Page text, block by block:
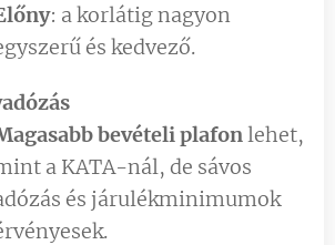
: a korlátig nagyon
és kedvező.
bevételi plafonlehet,
a KATA-nál, de sávos
és járulékminimumok